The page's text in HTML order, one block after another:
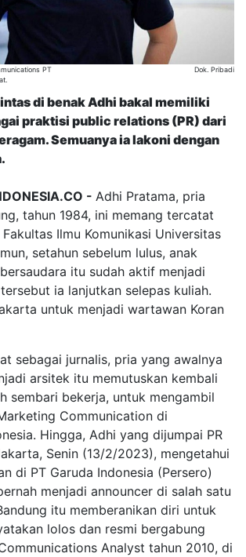
PT
Dok. Pribadi
di benak Adhi bakal memiliki
praktisi public relations (PR) dari
Semuanya ia lakoni dengan
- Adhi Pratama, pria
tahun 1984, ini memang tercatat
Ilmu Komunikasi Universitas
setahun sebelum lulus, anak
itu sudah aktif menjadi
ia lanjutkan selepas kuliah.
untuk menjadi wartawan Koran
sebagai jurnalis, pria yang awalnya
arsitek itu memutuskan kembali
sembari bekerja, untuk mengambil
Communication di
Hingga, Adhi yang dijumpai PR
Senin (13/2/2023), mengetahui
di PT Garuda Indonesia (Persero)
menjadi announcer di salah satu
itu memberanikan diri untuk
lolos dan resmi bergabung
Analyst tahun 2010, di